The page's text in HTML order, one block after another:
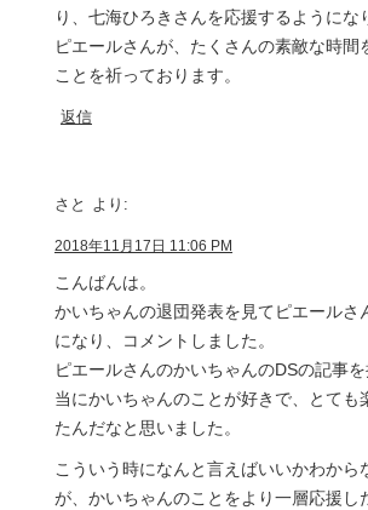
り、七海ひろきさんを応援するようにな
ピエールさんが、たくさんの素敵な時間
ことを祈っております。
返信
さと より:
2018年11月17日 11:06 PM
こんばんは。
かいちゃんの退団発表を見てピエールさ
になり、コメントしました。
ピエールさんのかいちゃんのDSの記事
当にかいちゃんのことが好きで、とても
たんだなと思いました。
こういう時になんと言えばいいかわから
が、かいちゃんのことをより一層応援し